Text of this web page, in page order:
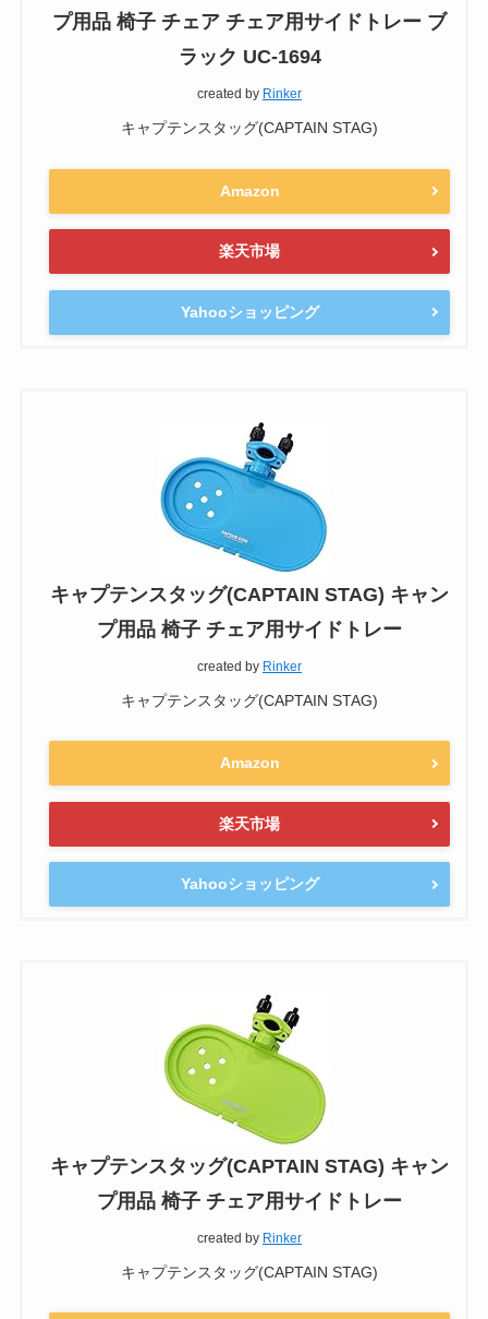
プ用品 椅子 チェア チェア用サイドトレー ブ
ラック UC-1694
created by Rinker
キャプテンスタッグ(CAPTAIN STAG)
Amazon
楽天市場
Yahooショッピング
キャプテンスタッグ(CAPTAIN STAG) キャン
プ用品 椅子 チェア用サイドトレー
created by Rinker
キャプテンスタッグ(CAPTAIN STAG)
Amazon
楽天市場
Yahooショッピング
キャプテンスタッグ(CAPTAIN STAG) キャン
プ用品 椅子 チェア用サイドトレー
created by Rinker
キャプテンスタッグ(CAPTAIN STAG)